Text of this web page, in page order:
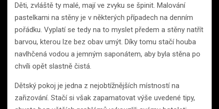
Děti, zvláště ty malé, mají ve zvyku se špinit. Malování
pastelkami na stěny je v některých případech na denním
pořádku. Vyplatí se tedy na to myslet předem a stěny natřít
barvou, kterou lze bez obav umýt. Díky tomu stačí houba
navlhčená vodou a jemným saponátem, aby byla stěna po
chvíli opět slastně čistá.
Dětský pokoj je jedna z nejobtížnějších místností na
zařizování. Stačí si však zapamatovat výše uvedené tipy,